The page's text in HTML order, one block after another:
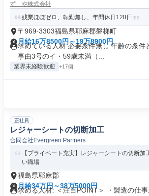
ずゞや株式会社
残業ほぼゼロ、転勤無し、年間休日120日
〒969-3303福島県耶麻郡磐梯町
月給16万8500円～19万8900円
求めている人材 必要条件無し 年齢の条件
事由3号のイ・59歳未満（...
業界未経験歓迎 +17個
正社員
レジャーシートの切断加工
合同会社Evergreen Partners
【プライベート充実】レジャーシートの切断加
い職場
福島県耶麻郡
月給34万円～38万5000円
求める人材: ＜注目POINT＞ ・製造の仕